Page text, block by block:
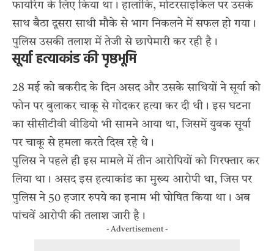
फायरिंग के लिए किया था। हालांकि, मोटरसाइकिल पर उसके
साथ बैठा दूसरा साथी मौके से भाग निकलने में सफल हो गया।
पुलिस उसकी तलाश में तेजी से छापेमारी कर रही है।
सूर्या हत्याकांड की पृष्ठभूमि
28 मई को बकरीद के दिन असद और उसके साथियों ने सूर्या को
फोन पर बुलाकरचाकू से गोदकर हत्या कर दी थी। इस घटना
का सीसीटीवी वीडियो भी सामने आया था, जिसमें युवक सूर्या
पर चाकू से हमला करते दिख रहे थे।
पुलिस ने पहले ही इस मामले में तीन आरोपियों को गिरफ्तार कर
लिया था। असद इस हत्याकांड का मुख्य आरोपी था, जिस पर
पुलिस ने 50 हजार रुपये का इनाम भी घोषित किया था। अब
पांचवें आरोपी की तलाश जारी है।
- Advertisement -